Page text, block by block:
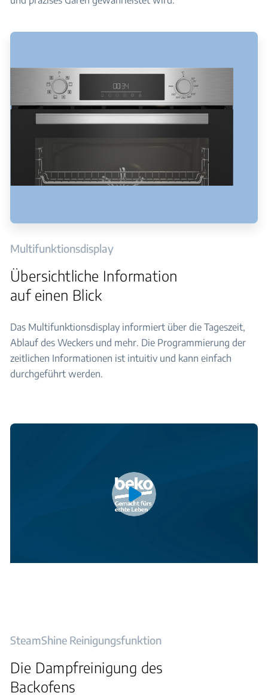
Multifunktionsdisplay
Übersichtliche Information
auf einen Blick
Das Multifunktionsdisplay informiert über die Tageszeit,
Ablauf des Weckers und mehr. Die Programmierung der
zeitlichen Informationen ist intuitiv und kann einfach
durchgeführt werden.
SteamShine Reinigungsfunktion
Die Dampfreinigung des
Backofens